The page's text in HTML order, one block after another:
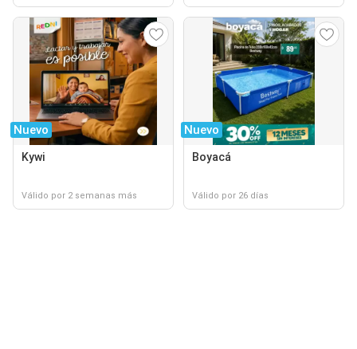
Nuevo
Kywi
Válido por 2 semanas más
Nuevo
Boyacá
Válido por 26 días